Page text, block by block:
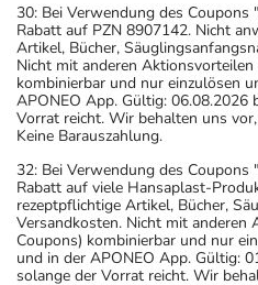
30: Bei Verwendung des Coupons
Rabatt auf PZN 8907142. Nicht
Artikel, Bücher,
Nicht mit anderen
kombinierbar und nur einzulösen
APONEO App. Gültig: 06.08.2026
Vorrat reicht. Wir behalten uns
Keine Barauszahlung.
32: Bei Verwendung des
Rabatt auf viele Hansaplast-
rezeptpflichtige Artikel, Bücher,
Versandkosten. Nicht mit anderen
Coupons) kombinierbar und nur
und in der APONEO App. Gültig:
solange der Vorrat reicht. Wir